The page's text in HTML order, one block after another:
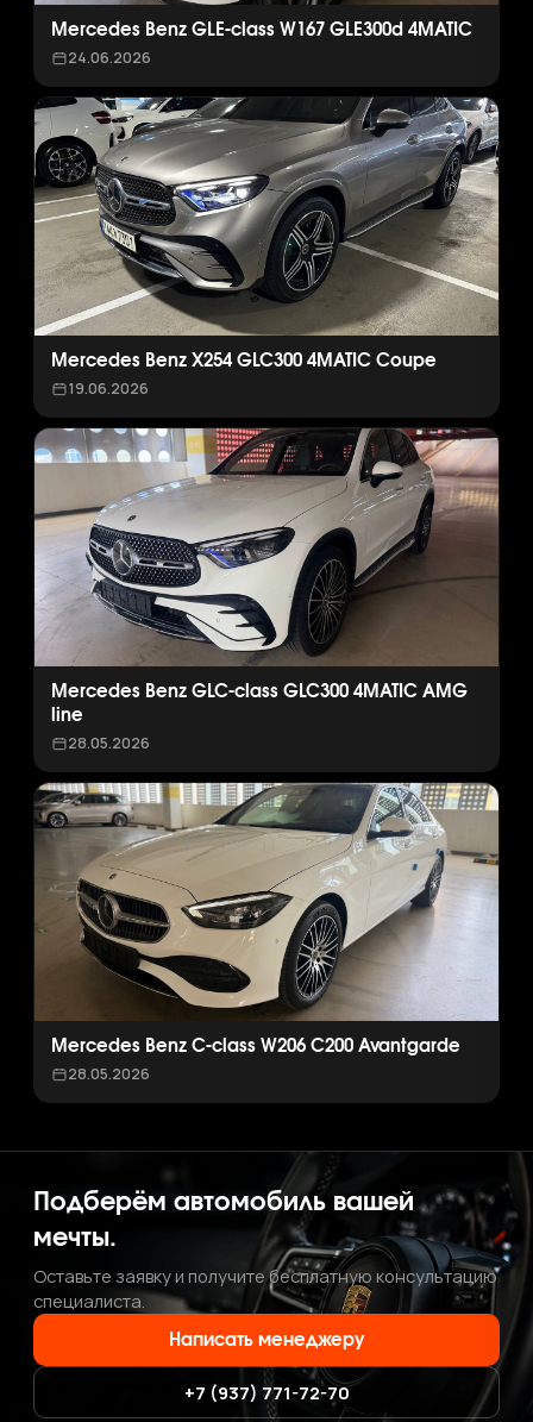
Mercedes Benz GLE-class W167 GLE300d 4MATIC
24.06.2026
Mercedes Benz X254 GLC300 4MATIC Coupe
19.06.2026
Mercedes Benz GLC-class GLC300 4MATIC AMG
line
28.05.2026
Mercedes Benz C-class W206 C200 Avantgarde
28.05.2026
Подберём автомобиль вашей
мечты.
Оставьте заявку и получите бесплатную консультацию
специалиста.
Написать менеджеру
+7 (937) 771-72-70